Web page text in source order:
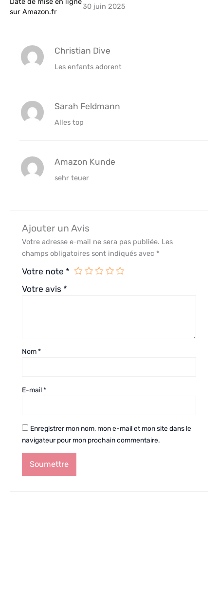
sur Amazon.fr
30 juin 2025
Christian Dive
Les enfants adorent
Sarah Feldmann
Alles top
Amazon Kunde
sehr teuer
Ajouter un Avis
Votre adresse e-mail ne sera pas publiée. Les
champs obligatoires sont indiqués avec *
Votre note *
Votre avis *
Nom*
E-mail*
Enregistrer mon nom, mon e-mail et mon site dans le
navigateur pour mon prochain commentaire.